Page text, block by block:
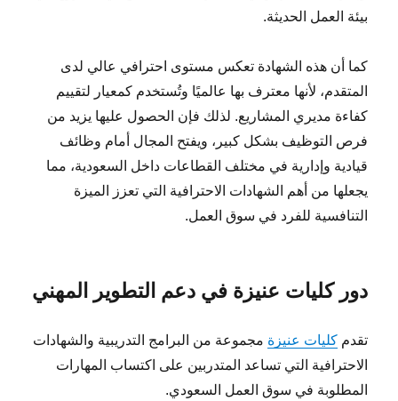
بيئة العمل الحديثة.
كما أن هذه الشهادة تعكس مستوى احترافي عالي لدى
المتقدم، لأنها معترف بها عالميًا وتُستخدم كمعيار لتقييم
كفاءة مديري المشاريع. لذلك فإن الحصول عليها يزيد من
فرص التوظيف بشكل كبير، ويفتح المجال أمام وظائف
قيادية وإدارية في مختلف القطاعات داخل السعودية، مما
يجعلها من أهم الشهادات الاحترافية التي تعزز الميزة
التنافسية للفرد في سوق العمل.
دور كليات عنيزة في دعم التطوير المهني
تقدمكليات عنيزة مجموعة من البرامج التدريبية والشهادات
الاحترافية التي تساعد المتدربين على اكتساب المهارات
المطلوبة في سوق العمل السعودي.